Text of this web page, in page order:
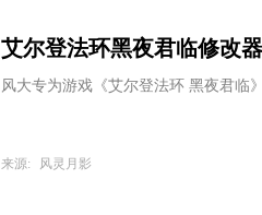
艾尔登法环黑夜君临修改
风大专为游戏《艾尔登法环 黑夜君临
来源: 风灵月影